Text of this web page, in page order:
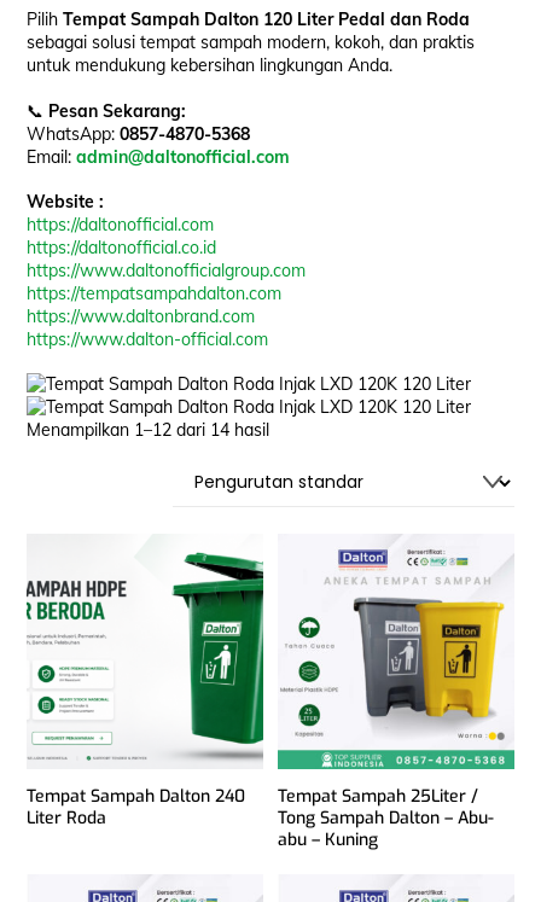
PilihTempat Sampah Dalton 120 Liter Pedal dan Roda
sebagai solusi tempat sampah modern, kokoh, dan praktis
untuk mendukung kebersihan lingkungan Anda.
📞 Pesan Sekarang:
WhatsApp:0857-4870-5368
Email:admin@daltonofficial.com
Website :
https://daltonofficial.com
https://daltonofficial.co.id
https://www.daltonofficialgroup.com
https://tempatsampahdalton.com
https://www.daltonbrand.com
https://www.dalton-official.com
Menampilkan 1–12 dari 14 hasil
Tempat Sampah Dalton 240
Liter Roda
Tempat Sampah 25Liter /
Tong Sampah Dalton – Abu-
abu – Kuning